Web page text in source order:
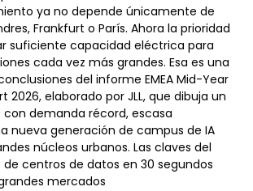
ya no depende únicamente de
Frankfurt o París. Ahora la prioridad
suficiente capacidad eléctrica para
cada vez más grandes. Esa es una
del informe EMEA Mid-Year
2026, elaborado por JLL, que dibuja un
demanda récord, escasa
nueva generación de campus de IA
núcleos urbanos. Las claves del
centros de datos en 30 segundos
mercados